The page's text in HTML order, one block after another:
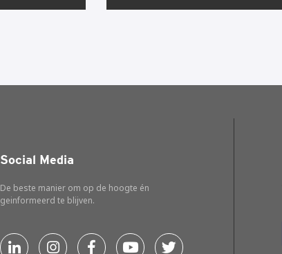
Social Media
De beste manier om op de hoogte én
geinformeerd te blijven.